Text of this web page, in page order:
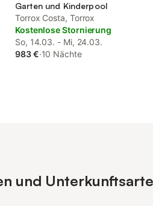
Garten und Kinderpool
Torrox Costa, Torrox
Kostenlose Stornierung
So, 14.03. - Mi, 24.03.
983 €·10 Nächte
und